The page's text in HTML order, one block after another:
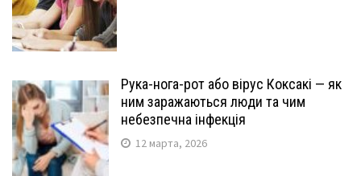
Рука-нога-рот або вірус Коксакі — як
ним заражаються люди та чим
небезпечна інфекція
12 марта, 2026